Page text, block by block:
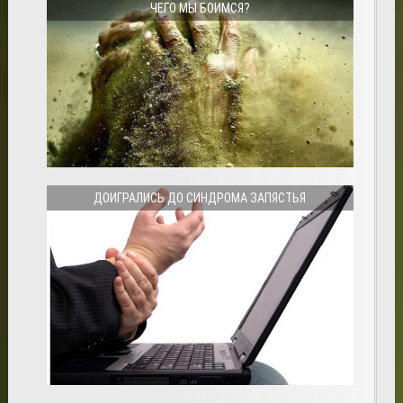
ЧЕГО МЫ БОИМСЯ?
ДОИГРАЛИСЬ ДО СИНДРОМА ЗАПЯСТЬЯ